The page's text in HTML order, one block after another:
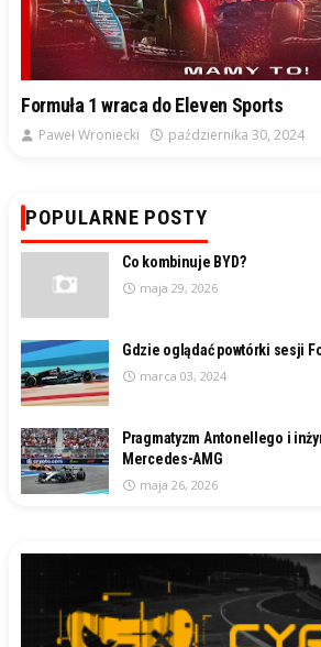
Formuła 1 wraca do Eleven Sports
Paweł Wroniecki października 30, 2024
POPULARNE POSTY
Co kombinuje BYD?
maja 29, 2026
Gdzie oglądać powtórki sesji
marca 03, 2024
Pragmatyzm Antonellego i
Mercedes-AMG
maja 26, 2026